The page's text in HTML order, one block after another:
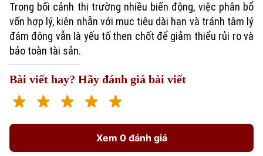
Trong bối cảnh thị trường nhiều biến động, việc phân bổ
vốn hợp lý, kiên nhẫn với mục tiêu dài hạn và tránh tâm lý
đám đông vẫn là yếu tố then chốt để giảm thiểu rủi ro và
bảo toàn tài sản.
Bài viết hay? Hãy đánh giá bài viết
Xem 0 đánh giá